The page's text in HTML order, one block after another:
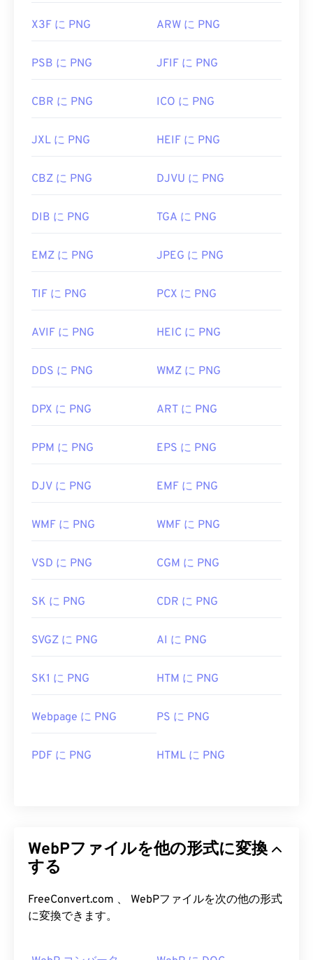
X3F に PNG ARW に PNG
PSB に PNG JFIF に PNG
CBR に PNG ICO に PNG
JXL に PNG HEIF に PNG
CBZ に PNG DJVU に PNG
DIB に PNG TGA に PNG
EMZ に PNG JPEG に PNG
TIF に PNG PCX に PNG
AVIF に PNG HEIC に PNG
DDS に PNG WMZ に PNG
DPX に PNG ART に PNG
PPM に PNG EPS に PNG
DJV に PNG EMF に PNG
WMF に PNG WMF に PNG
VSD に PNG CGM に PNG
SK に PNG CDR に PNG
SVGZ に PNG AI に PNG
SK1 に PNG HTM に PNG
Webpage に PNG PS に PNG
PDF に PNG HTML に PNG
WebPファイルを他の形式に変換
する
FreeConvert.com 、 WebPファイルを次の他の形式
に変換できます。